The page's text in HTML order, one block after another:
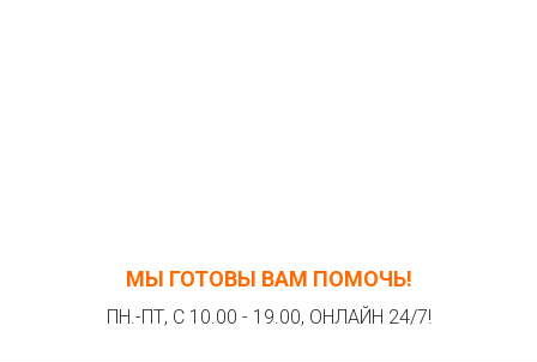
МЫ ГОТОВЫ ВАМ ПОМОЧЬ!
ПН.-ПТ, С 10.00 - 19.00, ОНЛАЙН 24/7!